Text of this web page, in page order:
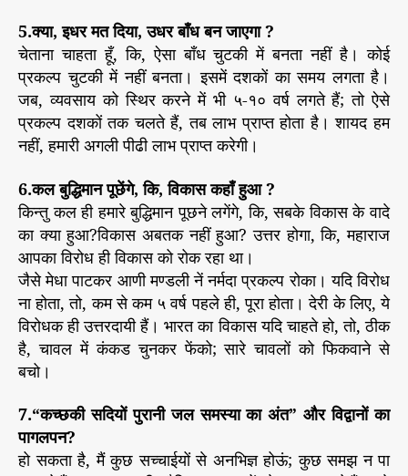
5.क्या, इधर मत दिया, उधर बाँध बन जाएगा ?
चेताना चाहता हूँ, कि, ऐसा बाँध चुटकी में बनता नहीं है। कोई
प्रकल्प चुटकी में नहीं बनता। इसमें दशकों का समय लगता है।
जब, व्यवसाय को स्थिर करने में भी ५-१० वर्ष लगते हैं; तो ऐसे
प्रकल्प दशकों तक चलते हैं, तब लाभ प्राप्त होता है। शायद हम
नहीं, हमारी अगली पीढी लाभ प्राप्त करेगी।
6.कल बुद्धिमान पूछेंगे, कि, विकास कहाँ हुआ ?
किन्तु कल ही हमारे बुद्धिमान पूछने लगेंगे, कि, सबके विकास के वादे
का क्या हुआ?विकास अबतक नहीं हुआ? उत्तर होगा, कि, महाराज
आपका विरोध ही विकास को रोक रहा था।
जैसे मेधा पाटकर आणी मण्डली नें नर्मदा प्रकल्प रोका। यदि विरोध
ना होता, तो, कम से कम ५ वर्ष पहले ही, पूरा होता। देरी के लिए, ये
विरोधक ही उत्तरदायी हैं। भारत का विकास यदि चाहते हो, तो, ठीक
है, चावल में कंकड चुनकर फेंको; सारे चावलों को फिकवाने से
बचो।
7.“कच्छकी सदियों पुरानी जल समस्या का अंत” और विद्वानों का
पागलपन?
हो सकता है, मैं कुछ सच्चाईयों से अनभिज्ञ होऊं; कुछ समझ न पा